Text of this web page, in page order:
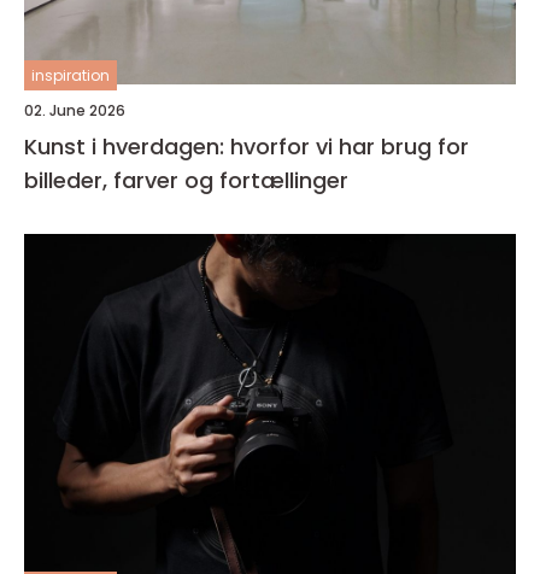
inspiration
02. June 2026
Kunst i hverdagen: hvorfor vi har brug for
billeder, farver og fortællinger